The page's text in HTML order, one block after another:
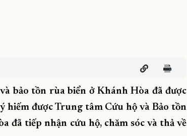
bảo tồn rùa biển ở Khánh Hòa đã được
hiếm được Trung tâm Cứu hộ và Bảo tồn
đã tiếp nhận cứu hộ, chăm sóc và thả về